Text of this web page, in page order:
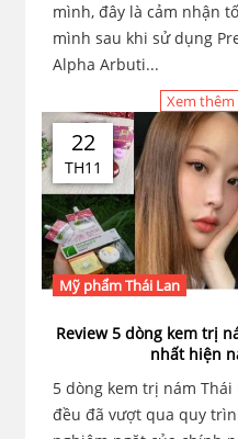
mình, đây là cảm nhận
mình sau khi sử dụng
Alpha Arbuti...
Xem thêm
22
TH11
Mỹ phẩm Thái Lan
Review 5 dòng kem trị
nhất hiện
5 dòng kem trị nám
đều đã vượt qua quy